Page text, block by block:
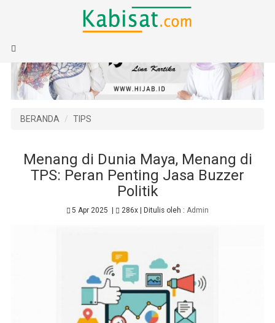
BERANDA TIPS
Menang di Dunia Maya, Menang di
TPS: Peran Penting Jasa Buzzer
Politik
5 Apr 2025 286x | Ditulis oleh :Admin